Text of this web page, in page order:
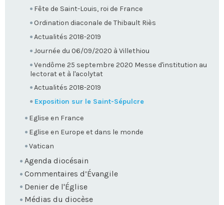
Fête de Saint-Louis, roi de France
Ordination diaconale de Thibault Riès
Actualités 2018-2019
Journée du 06/09/2020 à Villethiou
Vendôme 25 septembre 2020 Messe d'institution au
lectorat et à l'acolytat
Actualités 2018-2019
Exposition sur le Saint-Sépulcre
Eglise en France
Eglise en Europe et dans le monde
Vatican
Agenda diocésain
Commentaires d’Évangile
Denier de l'Église
Médias du diocèse